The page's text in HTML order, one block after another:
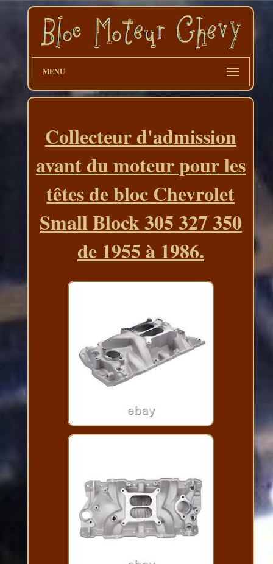
MENU
Collecteur d'admission
avant du moteur pour les
têtes de bloc Chevrolet
Small Block 305 327 350
de 1955 à 1986.